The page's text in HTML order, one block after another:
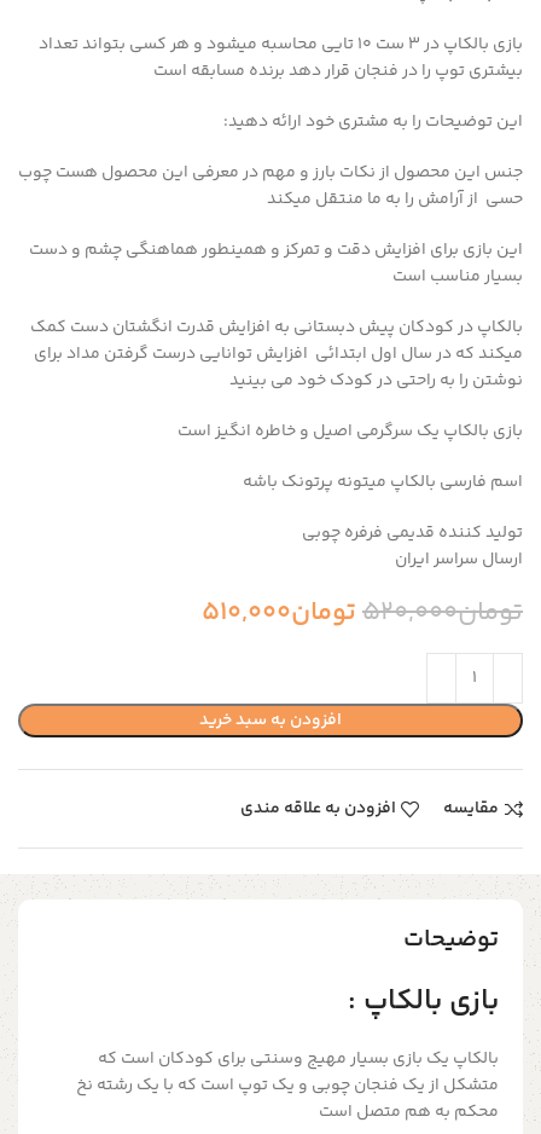
بازی بالکاپ در 3 ست 10 تایی محاسبه میشود و هر کسی بتواند تعداد
بیشتری توپ را در فنجان قرار دهد برنده مسابقه است
این توضیحات را به مشتری خود ارائه دهید:
جنس این محصول از نکات بارز و مهم در معرفی این محصول هست چوب
حسی از آرامش را به ما منتقل میکند
این بازی برای افزایش دقت و تمرکز و همینطور هماهنگی چشم و دست
بسیار مناسب است
بالکاپ در کودکان پیش دبستانی به افزایش قدرت انگشتان دست کمک
میکند که در سال اول ابتدائی افزایش توانایی درست گرفتن مداد برای
نوشتن را به راحتی در کودک خود می بینید
بازی بالکاپ یک سرگرمی اصیل و خاطره انگیز است
اسم فارسی بالکاپ میتونه پرتونک باشه
تولید کننده قدیمی فرفره چوبی
ارسال سراسر ایران
تومان520,000تومان510,000
افزودن به سبد خرید
مقایسه افزودن به علاقه مندی
توضیحات
بازی بالکاپ :
بالکاپ یک بازی بسیار مهیج وسنتی برای کودکان است که
متشکل از یک فنجان چوبی و یک توپ است که با یک رشته نخ
محکم به هم متصل است